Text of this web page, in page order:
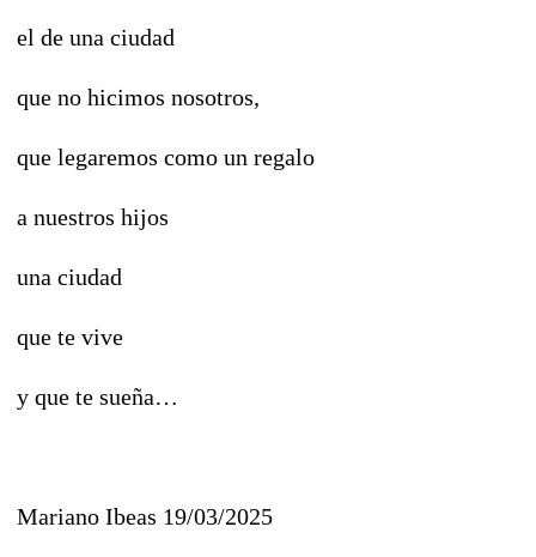
el de una ciudad
que no hicimos nosotros,
que legaremos como un regalo
a nuestros hijos
una ciudad
que te vive
y que te sueña…
Mariano Ibeas 19/03/2025